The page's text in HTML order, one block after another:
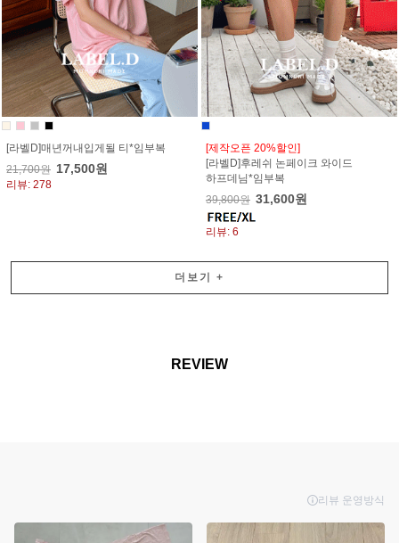
[라벨D]매년꺼내입게될 티*임부복
21,700원 17,500원
리뷰: 278
[제작오픈 20%할인]
[라벨D]후레쉬 논페이크 와이드
하프데님*임부복
39,800원 31,600원
리뷰: 6
더보기 +
REVIEW